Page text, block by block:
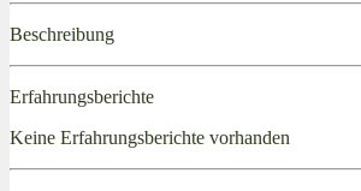
Beschreibung
Erfahrungsberichte
Keine Erfahrungsberichte vorhanden